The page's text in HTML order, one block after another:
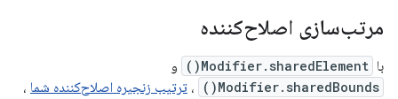
مرتب‌سازی اصلاح‌کننده
با Modifier.sharedElement() و
Modifier.sharedBounds() ، ترتیب زنجیره اصلاح‌کننده شما ،